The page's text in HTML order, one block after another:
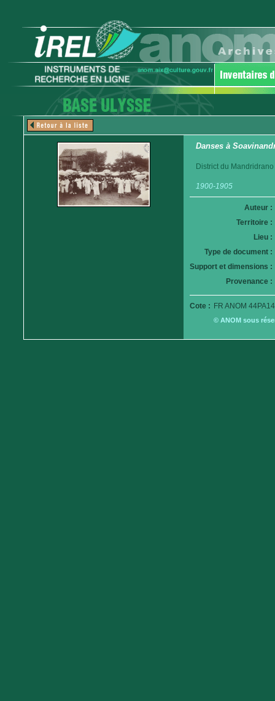
Danses à
District du Mandridrano
1900-1905
Auteur :
Territoire :
Lieu :
Type de document :
Support et dimensions :
Provenance :
Cote : FR ANOM
© ANOM sous